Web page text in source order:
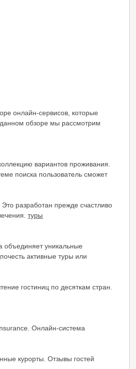
онлайн-сервисов, которые
данном обзоре мы рассмотрим
вариантов проживания.
поиска пользователь сможет
разработан прежде счастливо
туры
объединяет уникальные
активные туры или
гостиниц по десяткам стран.
Онлайн-система
курорты. Отзывы гостей